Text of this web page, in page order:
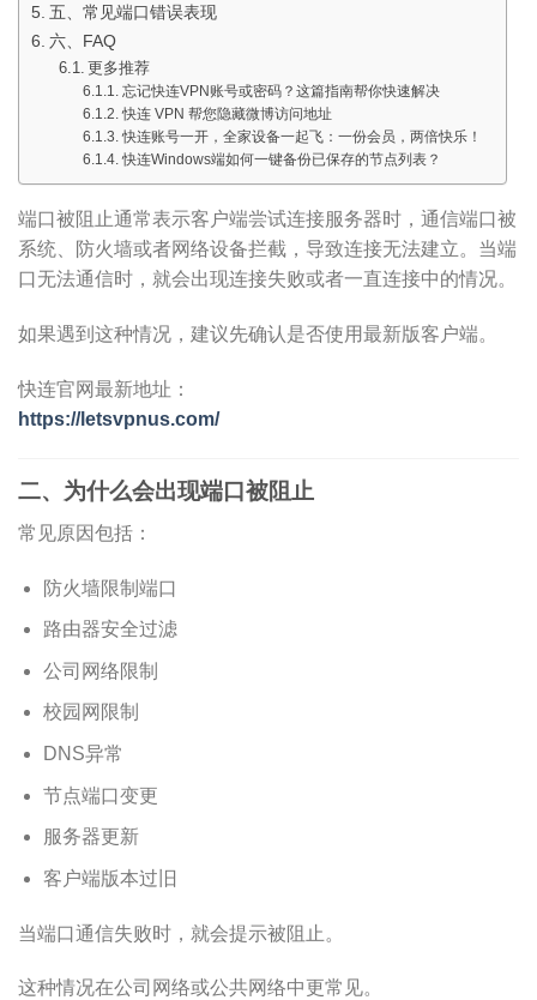
五、常见端口错误表现
六、FAQ
更多推荐
忘记快连VPN账号或密码？这篇指南帮你快速解决
快连 VPN 帮您隐藏微博访问地址
快连账号一开，全家设备一起飞：一份会员，两倍快乐！
快连Windows端如何一键备份已保存的节点列表？
端口被阻止通常表示客户端尝试连接服务器时，通信端口被
系统、防火墙或者网络设备拦截，导致连接无法建立。当端
口无法通信时，就会出现连接失败或者一直连接中的情况。
如果遇到这种情况，建议先确认是否使用最新版客户端。
快连官网最新地址：
https://letsvpnus.com/
二、为什么会出现端口被阻止
常见原因包括：
防火墙限制端口
路由器安全过滤
公司网络限制
校园网限制
DNS异常
节点端口变更
服务器更新
客户端版本过旧
当端口通信失败时，就会提示被阻止。
这种情况在公司网络或公共网络中更常见。